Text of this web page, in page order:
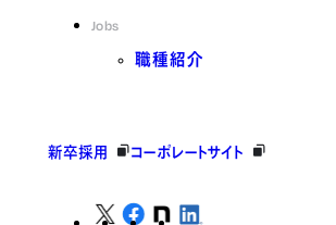
Jobs
職種紹介
新卒採用 コーポレートサイト